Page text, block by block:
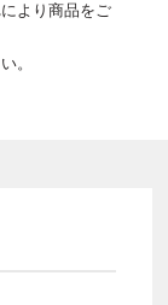
より商品をご
。